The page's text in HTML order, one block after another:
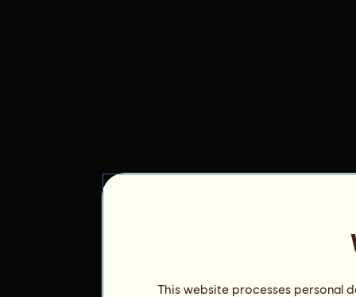
This website processes personal